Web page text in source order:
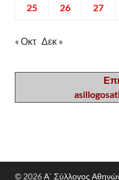
25 26 27
« Οκτ Δεκ »
© 2026Α΄ Σύλλογος